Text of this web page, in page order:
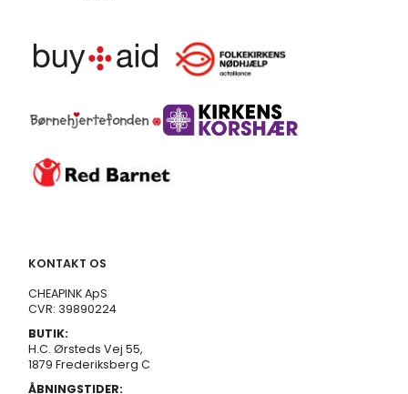
KONTAKT OS
CHEAPINK ApS
CVR: 39890224
BUTIK:
H.C. Ørsteds Vej 55,
1879 Frederiksberg C
ÅBNINGSTIDER: